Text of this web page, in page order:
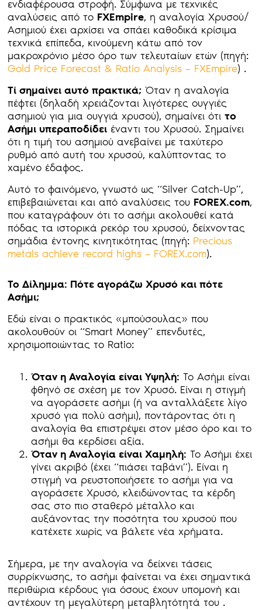
ενδιαφέρουσα στροφή. Σύμφωνα με τεχνικές
αναλύσεις από το FXEmpire, η αναλογία Χρυσού/
Ασημιού έχει αρχίσει να σπάει καθοδικά κρίσιμα
τεχνικά επίπεδα, κινούμενη κάτω από τον
μακροχρόνιο μέσο όρο των τελευταίων ετών (πηγή:
Gold Price Forecast & Ratio Analysis – FXEmpire) .
Τί σημαίνει αυτό πρακτικά; Όταν η αναλογία
πέφτει (δηλαδή χρειάζονται λιγότερες ουγγιές
ασημιού για μια ουγγιά χρυσού), σημαίνει ότιτο
Ασήμι υπεραποδίδει έναντι του Χρυσού. Σημαίνει
ότι η τιμή του ασημιού ανεβαίνει με ταχύτερο
ρυθμό από αυτή του χρυσού, καλύπτοντας το
χαμένο έδαφος.
Αυτό το φαινόμενο, γνωστό ως “Silver Catch-Up”,
επιβεβαιώνεται και από αναλύσεις του FOREX.com,
που καταγράφουν ότι το ασήμι ακολουθεί κατά
πόδας τα ιστορικά ρεκόρ του χρυσού, δείχνοντας
σημάδια έντονης κινητικότητας (πηγή: Precious
metals achieve record highs – FOREX.com).
Το Δίλημμα: Πότε αγοράζω Χρυσό και πότε
Ασήμι;
Εδώ είναι ο πρακτικός «μπούσουλας» που
ακολουθούν οι “Smart Money” επενδυτές,
χρησιμοποιώντας το Ratio:
Όταν η Αναλογία είναι Υψηλή: Το Ασήμι είναι
φθηνό σε σχέση με τον Χρυσό. Είναι η στιγμή
να αγοράσετε ασήμι (ή να ανταλλάξετε λίγο
χρυσό για πολύ ασήμι), ποντάροντας ότι η
αναλογία θα επιστρέψει στον μέσο όρο και το
ασήμι θα κερδίσει αξία.
Όταν η Αναλογία είναι Χαμηλή: Το Ασήμι έχει
γίνει ακριβό (έχει “πιάσει ταβάνι”). Είναι η
στιγμή να ρευστοποιήσετε το ασήμι για να
αγοράσετε Χρυσό, κλειδώνοντας τα κέρδη
σας στο πιο σταθερό μέταλλο και
αυξάνοντας την ποσότητα του χρυσού που
κατέχετε χωρίς να βάλετε νέα χρήματα.
Σήμερα, με την αναλογία να δείχνει τάσεις
συρρίκνωσης, το ασήμι φαίνεται να έχει σημαντικά
περιθώρια κέρδους για όσους έχουν υπομονή και
αντέχουν τη μεγαλύτερη μεταβλητότητά του .